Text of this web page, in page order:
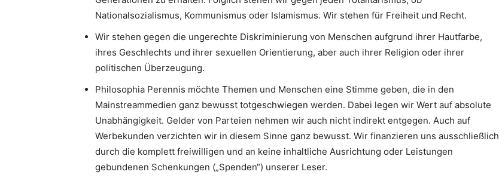
Nationalsozialismus, Kommunismus oder Islamismus. Wir stehen für Freiheit und Recht.
Wir stehen gegen die ungerechte Diskriminierung von Menschen aufgrund ihrer Hautfarbe,
ihres Geschlechts und ihrer sexuellen Orientierung, aber auch ihrer Religion oder ihrer
politischen Überzeugung.
Philosophia Perennis möchte Themen und Menschen eine Stimme geben, die in den
Mainstreammedien ganz bewusst totgeschwiegen werden. Dabei legen wir Wert auf absolute
Unabhängigkeit. Gelder von Parteien nehmen wir auch nicht indirekt entgegen. Auch auf
Werbekunden verzichten wir in diesem Sinne ganz bewusst. Wir finanzieren uns ausschließlich
durch die komplett freiwilligen und an keine inhaltliche Ausrichtung oder Leistungen
gebundenen Schenkungen („Spenden“) unserer Leser.